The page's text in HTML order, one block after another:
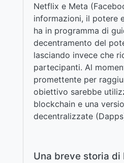
Netflix e Meta
informazioni, il potere
ha in programma di
decentramento del
lasciando invece che
partecipanti. Al
promettente per
obiettivo sarebbe
blockchain e una
decentralizzate
Una breve storia di